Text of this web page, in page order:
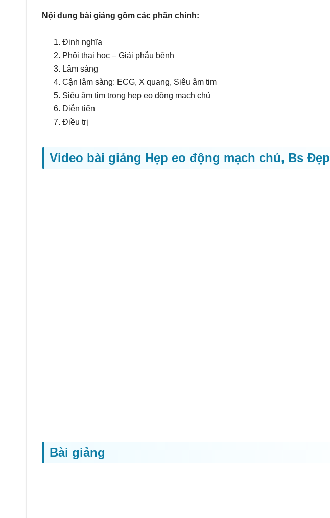
Nội dung bài giảng gồm các phần chính:
Định nghĩa
Phôi thai học – Giải phẫu bệnh
Lâm sàng
Cận lâm sàng: ECG, X quang, Siêu âm tim
Siêu âm tim trong hẹp eo động mạch chủ
Diễn tiến
Điều trị
Video bài giảng Hẹp eo động mạch chủ, Bs Đẹp
Bài giảng